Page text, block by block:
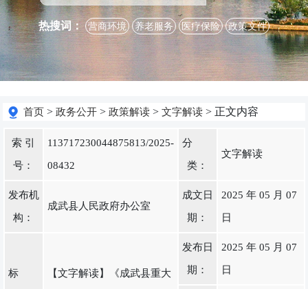
热搜词： 营商环境 养老服务 医疗保险 政策文件
首页 >政务公开 >政策解读 >文字解读 > 正文内容
索 引
号：
113717230044875813/2025-
08432
分
类：
文字解读
发布机
构：
成武县人民政府办公室
成文日
期：
2025 年 05 月 07
日
标 【文字解读】《成武县重大
发布日
期：
2025 年 05 月 07
日